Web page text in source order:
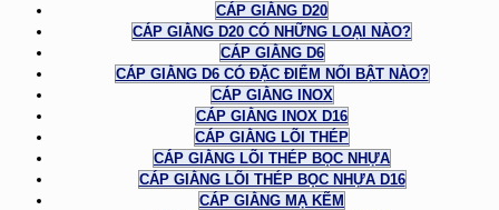
CÁP GIẰNG D20
CÁP GIẰNG D20 CÓ NHỮNG LOẠI NÀO?
CÁP GIẰNG D6
CÁP GIẰNG D6 CÓ ĐẶC ĐIỂM NỔI BẬT NÀO?
CÁP GIẰNG INOX
CÁP GIẰNG INOX D16
CÁP GIẰNG LÕI THÉP
CÁP GIẰNG LÕI THÉP BỌC NHỰA
CÁP GIẰNG LÕI THÉP BỌC NHỰA D16
CÁP GIẰNG MẠ KẼM